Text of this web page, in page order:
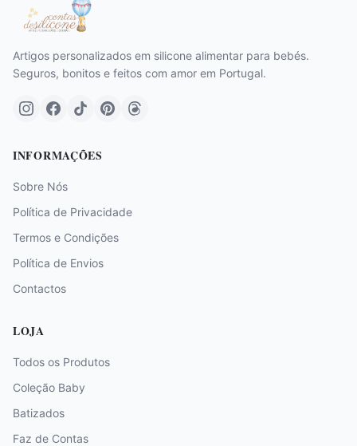
Artigos personalizados em silicone alimentar para bebés.
Seguros, bonitos e feitos com amor em Portugal.
INFORMAÇÕES
Sobre Nós
Política de Privacidade
Termos e Condições
Política de Envios
Contactos
LOJA
Todos os Produtos
Coleção Baby
Batizados
Faz de Contas